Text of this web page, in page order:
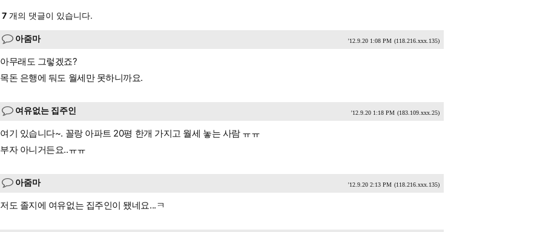
7 개의 댓글이 있습니다.
아줌마 '12.9.20 1:08 PM (118.216.xxx.135)
아무래도 그렇겠죠?
목돈 은행에 둬도 월세만 못하니까요.
여유없는 집주인 '12.9.20 1:18 PM (183.109.xxx.25)
여기 있습니다~. 꼴랑 아파트 20평 한개 가지고 월세 놓는 사람 ㅠㅠ
부자 아니거든요..ㅠㅠ
아줌마 '12.9.20 2:13 PM (118.216.xxx.135)
저도 졸지에 여유없는 집주인이 됐네요...ㅋ